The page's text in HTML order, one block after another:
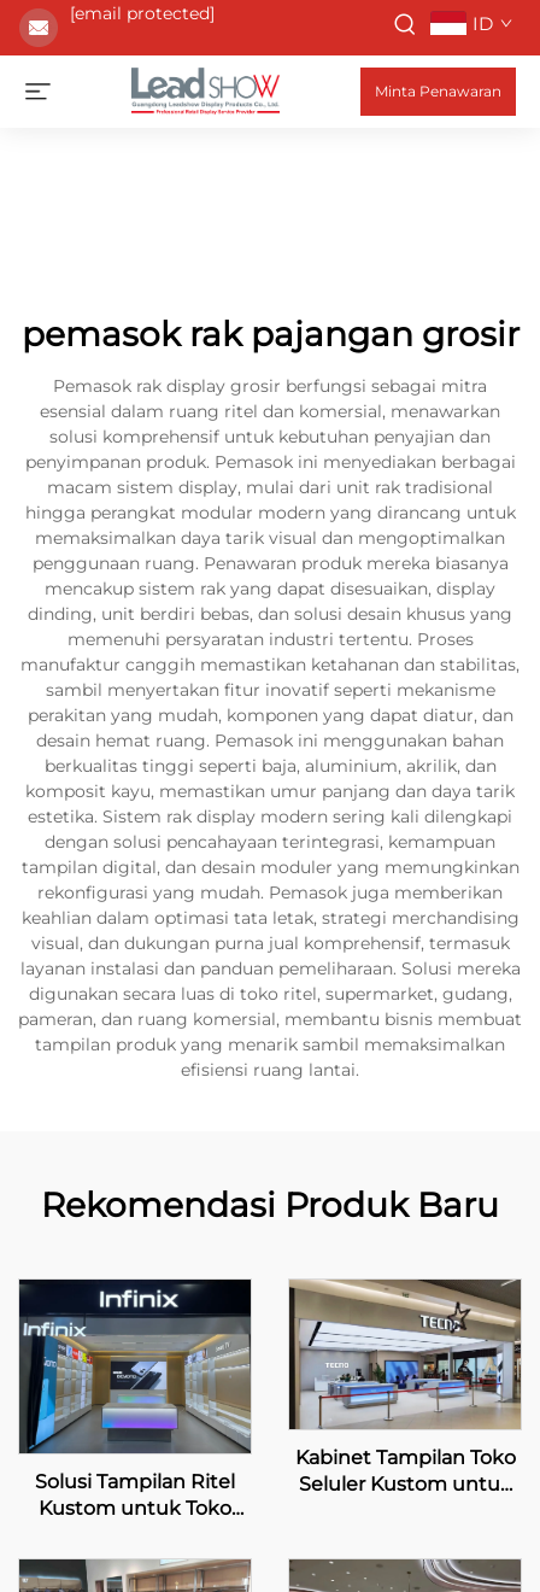
[email protected] ID
Minta Penawaran
pemasok rak pajangan grosir
Pemasok rak display grosir berfungsi sebagai mitra
esensial dalam ruang ritel dan komersial, menawarkan
solusi komprehensif untuk kebutuhan penyajian dan
penyimpanan produk. Pemasok ini menyediakan berbagai
macam sistem display, mulai dari unit rak tradisional
hingga perangkat modular modern yang dirancang untuk
memaksimalkan daya tarik visual dan mengoptimalkan
penggunaan ruang. Penawaran produk mereka biasanya
mencakup sistem rak yang dapat disesuaikan, display
dinding, unit berdiri bebas, dan solusi desain khusus yang
memenuhi persyaratan industri tertentu. Proses
manufaktur canggih memastikan ketahanan dan stabilitas,
sambil menyertakan fitur inovatif seperti mekanisme
perakitan yang mudah, komponen yang dapat diatur, dan
desain hemat ruang. Pemasok ini menggunakan bahan
berkualitas tinggi seperti baja, aluminium, akrilik, dan
komposit kayu, memastikan umur panjang dan daya tarik
estetika. Sistem rak display modern sering kali dilengkapi
dengan solusi pencahayaan terintegrasi, kemampuan
tampilan digital, dan desain moduler yang memungkinkan
rekonfigurasi yang mudah. Pemasok juga memberikan
keahlian dalam optimasi tata letak, strategi merchandising
visual, dan dukungan purna jual komprehensif, termasuk
layanan instalasi dan panduan pemeliharaan. Solusi mereka
digunakan secara luas di toko ritel, supermarket, gudang,
pameran, dan ruang komersial, membantu bisnis membuat
tampilan produk yang menarik sambil memaksimalkan
efisiensi ruang lantai.
Rekomendasi Produk Baru
Solusi Tampilan Ritel
Kustom untuk Toko
Kabinet Tampilan Toko
Seluler Kustom untuk